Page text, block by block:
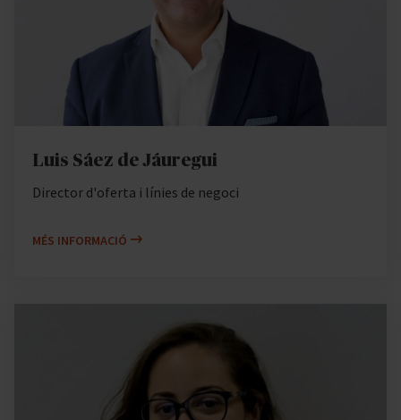
Luis Sáez de Jáuregui
Director d'oferta i línies de negoci
MÉS INFORMACIÓ